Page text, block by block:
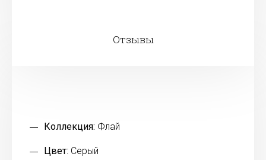
Отзывы
Коллекция: Флай
Цвет: Серый